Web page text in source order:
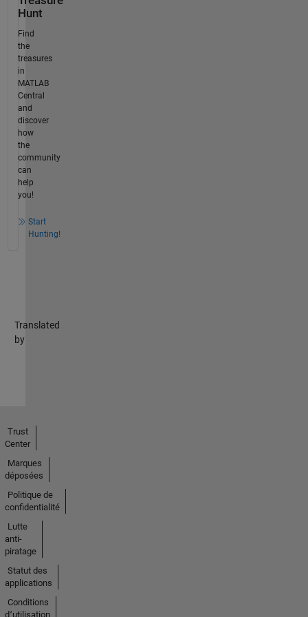
Hunt
Find
the
treasures
in
MATLAB
Central
and
discover
how
the
community
can
help
you!
Start
Hunting!
Translated
by
Trust
Center
Marques
déposées
Politique de
confidentialité
Lutte
anti-
piratage
Statut des
applications
Conditions
d՚utilisation